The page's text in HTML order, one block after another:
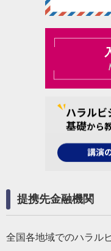
提携先金融機関
全国各地域でのハラル